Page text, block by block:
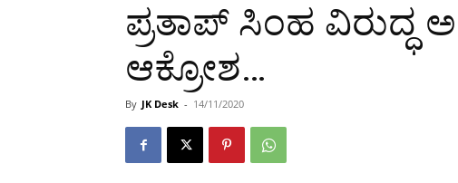
ಪ್ರತಾಪ್ ಸಿಂಹ
ಆಕ್ರೋಶ…
By JK Desk - 14/11/2020